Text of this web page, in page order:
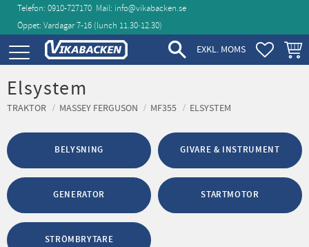
Meny
Telefon: 0910-727170 Mail: info@vikabacken.se
Öppet: Vardagar 7-16 (lunch 11.30‑12.30)
EXKL. MOMS
Elsystem
TRAKTOR MASSEY FERGUSON MF355 ELSYSTEM
BELYSNING GIVARE & INSTRUMENT
GENERATOR STARTMOTOR
STRÖMBRYTARE